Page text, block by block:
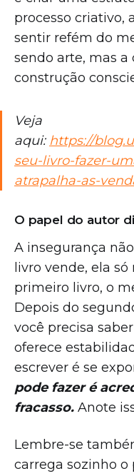
processo criativo,
sentir refém do
sendo arte, mas a
construção
Veja
aqui: https://
seu-livro-fazer-
atrapalha-as-
O papel do autor
A insegurança
livro vende, ela
primeiro livro, o
Depois do
você precisa
oferece
escrever é se
pode fazer é
fracasso. Anote
Lembre-se
carrega sozinho o